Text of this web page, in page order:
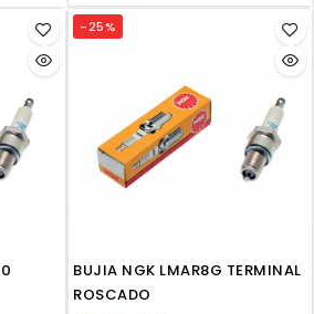
-25%
BUJIA NGK LMAR8G TERMINAL
ROSCADO